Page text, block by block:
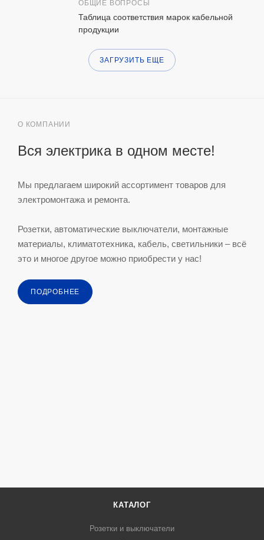
ОБЩИЕ ВОПРОСЫ
Таблица соответствия марок кабельной
продукции
ЗАГРУЗИТЬ ЕЩЕ
О КОМПАНИИ
Вся электрика в одном месте!
Мы предлагаем широкий ассортимент товаров для
электромонтажа и ремонта.
Розетки, автоматические выключатели, монтажные
материалы, климатотехника, кабель, светильники – всё
это и многое другое можно приобрести у нас!
ПОДРОБНЕЕ
КАТАЛОГ
Розетки и выключатели